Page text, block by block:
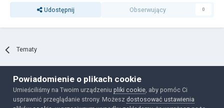
Udostępnij Obserwujący 0
Tematy
Polityka prywatności Ciasteczka
Powered by Invision Community
Powiadomienie o plikach cookie
Umieściliśmy na Twoim urządzeniupliki cookie , aby pomóc Ci
usprawnić przeglądanie strony. Możesz dostosować ustawienia